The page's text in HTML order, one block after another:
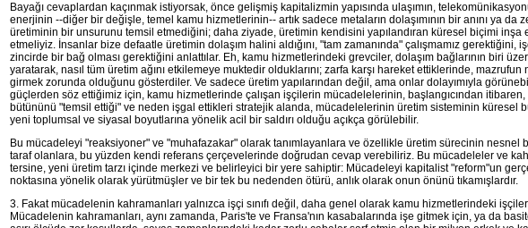
Bayağı cevaplardan kaçınmak istiyorsak, önce gelişmiş kapitalizmin yapısında ulaşımın,
enerjinin --diğer bir değişle, temel kamu hizmetlerinin-- artık sadece metaların dolaşımının bir anını ya da
üretiminin bir unsurunu temsil etmediğini; daha ziyade, üretimin kendisini yapılandıran küresel biçimi inşa
etmeliyiz. İnsanlar bize defaatle üretimin dolaşım halini aldığını, "tam zamanında" çalışmamız gerektiğini,
zincirde bir bağ olması gerektiğini anlattılar. Eh, kamu hizmetlerindeki grevciler, dolaşım bağlarının biri
yaratarak, nasıl tüm üretim ağını etkilemeye muktedir olduklarını; zarfa karşı hareket ettiklerinde, mazrufun
girmek zorunda olduğunu gösterdiler. Ve sadece üretim yapılarından değil, ama onlar dolayımıyla
güçlerden söz ettiğimiz için, kamu hizmetlerinde çalışan işçilerin mücadelelerinin, başlangıcından
bütününü "temsil ettiği" ve neden işgal ettikleri stratejik alanda, mücadelelerinin üretim sisteminin küresel
yeni toplumsal ve siyasal boyutlarına yönelik acil bir saldırı olduğu açıkça görülebilir.
Bu mücadeleyi "reaksiyoner" ve "muhafazakar" olarak tanımlayanlara ve özellikle üretim sürecinin nesnel
taraf olanlara, bu yüzden kendi referans çerçevelerinde doğrudan cevap verebiliriz. Bu mücadeleler ve
tersine, yeni üretim tarzı içinde merkezi ve belirleyici bir yere sahiptir: Mücadeleyi kapitalist "reform"un
noktasına yönelik olarak yürütmüşler ve bir tek bu nedenden ötürü, anlık olarak onun önünü tıkamışlardır.
3. Fakat mücadelenin kahramanları yalnızca işçi sınıfı değil, daha genel olarak kamu hizmetlerindeki
Mücadelenin kahramanları, aynı zamanda, Paris'te ve Fransa'nın kasabalarında işe gitmek için, ya da